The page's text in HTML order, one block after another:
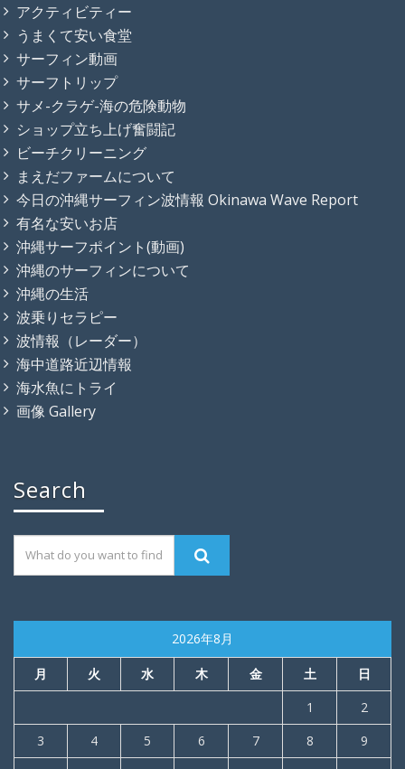
アクティビティー
うまくて安い食堂
サーフィン動画
サーフトリップ
サメ-クラゲ-海の危険動物
ショップ立ち上げ奮闘記
ビーチクリーニング
まえだファームについて
今日の沖縄サーフィン波情報 Okinawa Wave Report
有名な安いお店
沖縄サーフポイント(動画)
沖縄のサーフィンについて
沖縄の生活
波乗りセラピー
波情報（レーダー）
海中道路近辺情報
海水魚にトライ
画像 Gallery
Search
2026年8月
月 火 水 木 金 土
日
1
2
3
4 5 6 7 8
9